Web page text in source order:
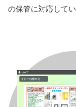
の保管に対応してい